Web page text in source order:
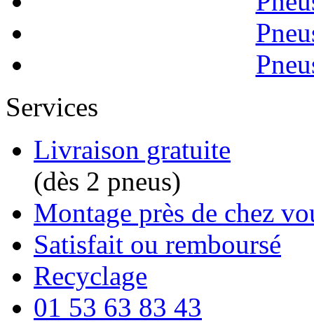
Services
Livraison gratuite
(dès 2 pneus)
Montage près de chez
Satisfait ou remboursé
Recyclage
01 53 63 83 43